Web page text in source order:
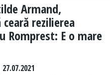
Armand,
rezilierea
Romprest: E o mare